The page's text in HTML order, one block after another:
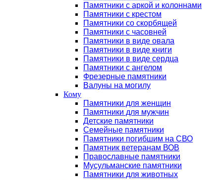
Памятники с аркой и колоннами
Памятники с крестом
Памятники со скорбящей
Памятники с часовней
Памятники в виде овала
Памятники в виде книги
Памятники в виде сердца
Памятники с ангелом
Фрезерные памятники
Валуны на могилу
Кому
Памятники для женщин
Памятники для мужчин
Детские памятники
Семейные памятники
Памятники погибшим на СВО
Памятник ветеранам ВОВ
Православные памятники
Мусульманские памятники
Памятники для животных